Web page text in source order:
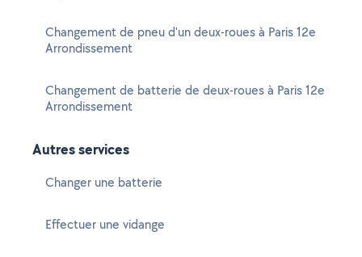
Changement de pneu d'un deux-roues à Paris 12e
Arrondissement
Changement de batterie de deux-roues à Paris 12e
Arrondissement
Autres services
Changer une batterie
Effectuer une vidange